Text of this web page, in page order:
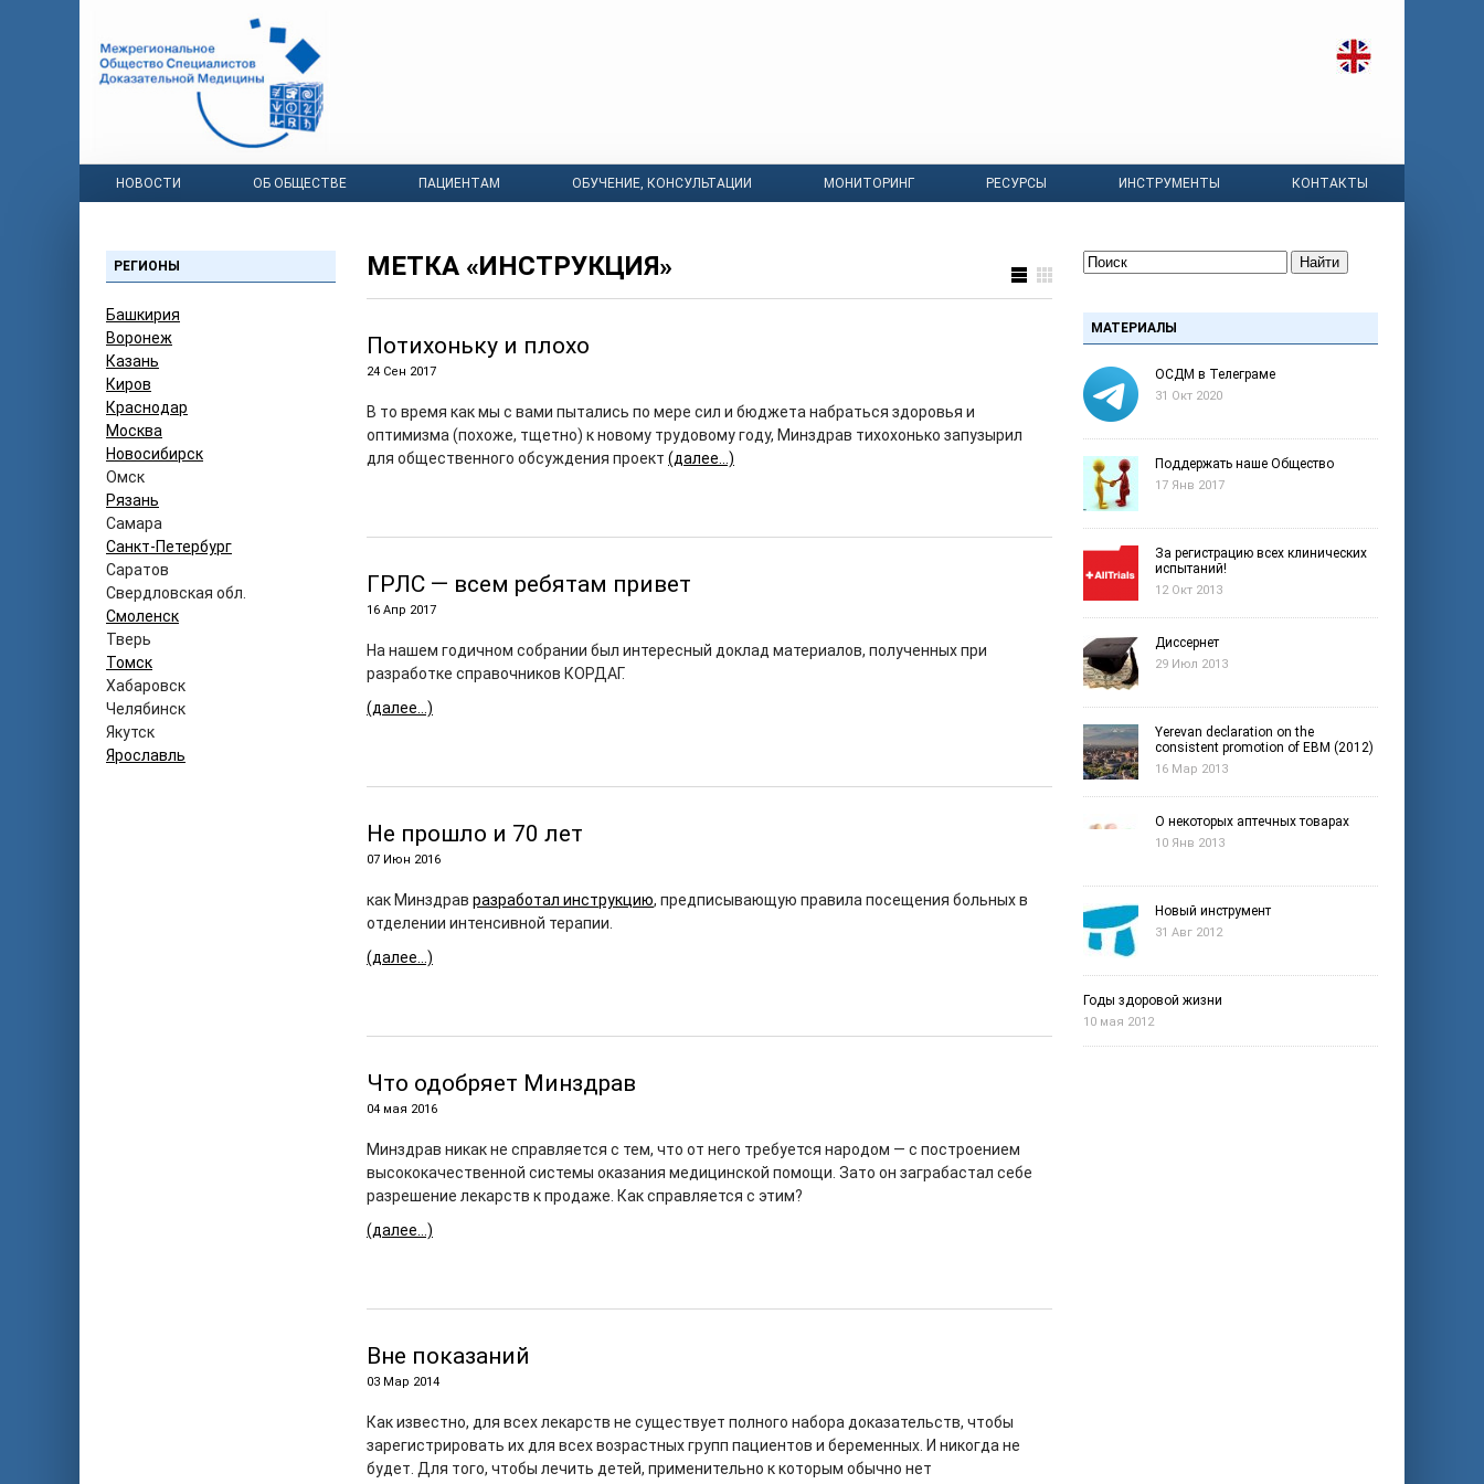
НОВОСТИ ОБ ОБЩЕСТВЕ ПАЦИЕНТАМ ОБУЧЕНИЕ, КОНСУЛЬТАЦИИ МОНИТОРИНГ РЕСУРСЫ ИНСТРУМЕНТЫ КОНТАКТЫ
РЕГИОНЫ
Башкирия
Воронеж
Казань
Киров
Краснодар
Москва
Новосибирск
Омск
Рязань
Самара
Санкт-Петербург
Саратов
Свердловская обл.
Смоленск
Тверь
Томск
Хабаровск
Челябинск
Якутск
Ярославль
МЕТКА «ИНСТРУКЦИЯ»
Потихоньку и плохо
24 Сен 2017
В то время как мы с вами пытались по мере сил и бюджета набраться здоровья и
оптимизма (похоже, тщетно) к новому трудовому году, Минздрав тихохонько запузырил
для общественного обсуждения проект (далее…)
ГРЛС — всем ребятам привет
16 Апр 2017
На нашем годичном собрании был интересный доклад материалов, полученных при
разработке справочников КОРДАГ.
(далее…)
Не прошло и 70 лет
07 Июн 2016
как Минздрав разработал инструкцию, предписывающую правила посещения больных в
отделении интенсивной терапии.
(далее…)
Что одобряет Минздрав
04 мая 2016
Минздрав никак не справляется с тем, что от него требуется народом — с построением
высококачественной системы оказания медицинской помощи. Зато он заграбастал себе
разрешение лекарств к продаже. Как справляется с этим?
(далее…)
Вне показаний
03 Мар 2014
Как известно, для всех лекарств не существует полного набора доказательств, чтобы
зарегистрировать их для всех возрастных групп пациентов и беременных. И никогда не
будет. Для того, чтобы лечить детей, применительно к которым обычно нет
Найти
МАТЕРИАЛЫ
ОСДМ в Телеграме
31 Окт 2020
Поддержать наше Общество
17 Янв 2017
За регистрацию всех клинических
испытаний!
12 Окт 2013
Диссернет
29 Июл 2013
Yerevan declaration on the
consistent promotion of EBM (2012)
16 Мар 2013
О некоторых аптечных товарах
10 Янв 2013
Новый инструмент
31 Авг 2012
Годы здоровой жизни
10 мая 2012